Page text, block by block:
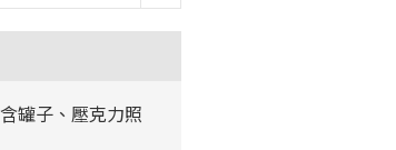
罐子、壓克力照